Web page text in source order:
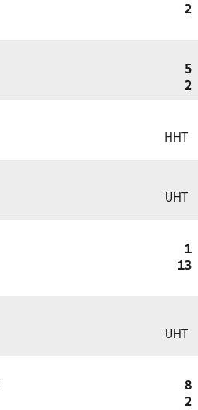
2
5
2
HHT
UHT
1
13
UHT
8
2